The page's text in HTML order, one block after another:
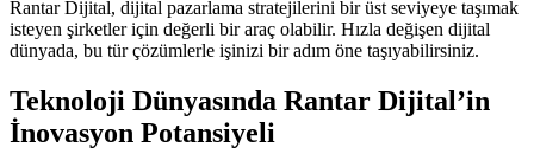
Rantar Dijital, dijital pazarlama stratejilerini bir üst seviyeye taşımak
isteyen şirketler için değerli bir araç olabilir. Hızla değişen dijital
dünyada, bu tür çözümlerle işinizi bir adım öne taşıyabilirsiniz.
Teknoloji Dünyasında Rantar Dijital’in
İnovasyon Potansiyeli